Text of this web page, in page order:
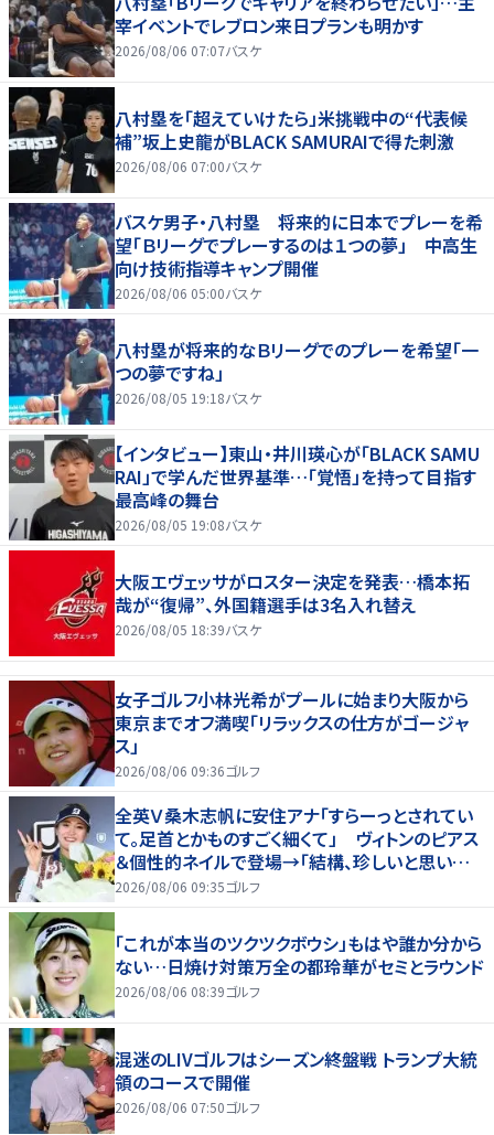
宰イベントでレブロン来日プランも明かす
2026/08/06 07:07バスケ
八村塁を「超えていけたら」米挑戦中の“代表候
補”坂上史龍がBLACK SAMURAIで得た刺激
2026/08/06 07:00バスケ
バスケ男子・八村塁 将来的に日本でプレーを希
望「Ｂリーグでプレーするのは１つの夢」 中高生
向け技術指導キャンプ開催
2026/08/06 05:00バスケ
八村塁が将来的なＢリーグでのプレーを希望「一
つの夢ですね」
2026/08/05 19:18バスケ
【インタビュー】東山・井川瑛心が「BLACK SAMU
RAI」で学んだ世界基準…「覚悟」を持って目指す
最高峰の舞台
2026/08/05 19:08バスケ
大阪エヴェッサがロスター決定を発表…橋本拓
哉が“復帰”、外国籍選手は3名入れ替え
2026/08/05 18:39バスケ
女子ゴルフ小林光希がプールに始まり大阪から
東京までオフ満喫「リラックスの仕方がゴージャ
ス」
2026/08/06 09:36ゴルフ
全英Ｖ桑木志帆に安住アナ「すらーっとされてい
て。足首とかものすごく細くて」 ヴィトンのピアス
＆個性的ネイルで登場→「結構、珍しいと思いま
す」
2026/08/06 09:35ゴルフ
「これが本当のツクツクボウシ」もはや誰か分から
ない…日焼け対策万全の都玲華がセミとラウンド
2026/08/06 08:39ゴルフ
混迷のLIVゴルフはシーズン終盤戦 トランプ大統
領のコースで開催
2026/08/06 07:50ゴルフ